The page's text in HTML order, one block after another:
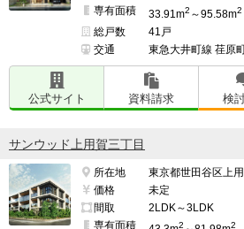
専有面積
33.91m2 ～95.58m2
総戸数
41戸
交通
東急大井町線 荏原
公式サイト 資料請求 検
サンウッド上用賀三丁目
所在地
東京都世田谷区上
価格
未定
間取
2LDK～3LDK
専有面積
2 2